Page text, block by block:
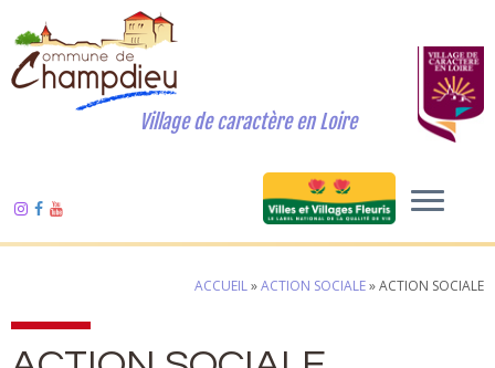
Village de caractère en Loire
ACCUEIL»ACTION SOCIALE»ACTION SOCIALE